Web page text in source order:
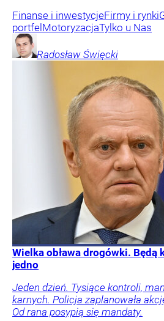
Finanse i inwestycjeFirmy i rynki
portfel MotoryzacjaTylko u Nas
Radosław Święcki
Wielka obława drogówki.
jedno
Jeden dzień. Tysiące kontroli,
karnych. Policja zaplanowała
Od rana posypią się mandaty.